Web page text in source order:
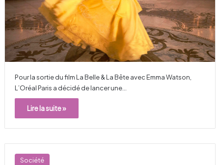
Pour la sortie du film La Belle & La Bête avec Emma Watson,
L’Oréal Paris a décidé de lancer une…
Lire la suite »
Société